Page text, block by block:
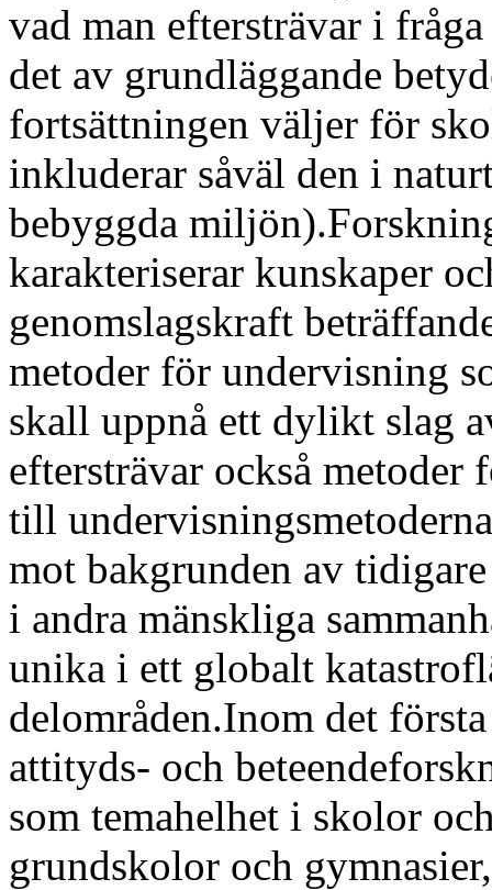
vad man eftersträvar i
det av grundläggande
fortsättningen väljer för
inkluderar såväl den i
bebyggda
karakteriserar kunskaper
genomslagskraft
metoder för undervisning
skall uppnå ett dylikt slag
eftersträvar också metoder
till
mot bakgrunden av
i andra mänskliga
unika i ett globalt
delområden.Inom det
attityds- och
som temahelhet i skolor
grundskolor och